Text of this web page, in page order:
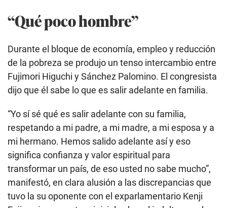
“Qué poco hombre”
Durante el bloque de economía, empleo y reducción
de la pobreza se produjo un tenso intercambio entre
Fujimori Higuchi y Sánchez Palomino. El congresista
dijo que él sabe lo que es salir adelante en familia.
“Yo sí sé qué es salir adelante con su familia,
respetando a mi padre, a mi madre, a mi esposa y a
mi hermano. Hemos salido adelante así y eso
significa confianza y valor espiritual para
transformar un país, de eso usted no sabe mucho”,
manifestó, en clara alusión a las discrepancias que
tuvo la su oponente con el exparlamentario Kenji